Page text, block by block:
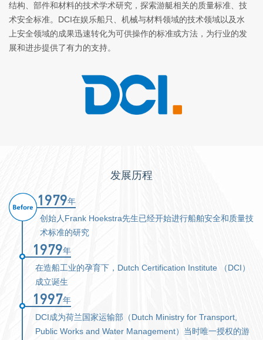
结构、部件和材料的技术学术研究，探索游艇相关的质量标准、技
术安全标准。DCI在娱乐船只、机械与材料领域的技术领域以及水
上安全领域的成果迅速转化为可供操作的标准或方法，为行业的发
展和进步提供了有力的支持。
发展历程
1979年
创始人Frank Hoekstra先生已经开始进行船舶安全和质量技
术标准的研究
1979年
在造船工业的孕育下，Dutch Certification Institute （DCI）
成立诞生
1997年
DCI成为荷兰国家运输部（Dutch Ministry for Transport,
Public Works and Water Management）当时唯一授权的游